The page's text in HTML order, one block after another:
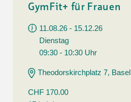
GymFit+ für Frauen
11.08.26 - 15.12.26
Dienstag
09:30 - 10:30 Uhr
Theodorskirchplatz 7, Basel
CHF 170.00